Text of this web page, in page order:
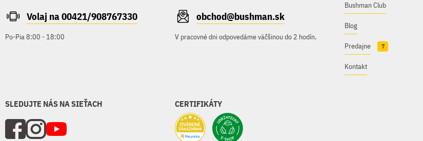
Volaj na 00421/908767330
Po-Pia 8:00 - 18:00
obchod@bushman.sk
V pracovné dni odpovedáme väčšinou do 2 hodín.
SLEDUJTE NÁS NA SIEŤACH CERTIFIKÁTY
Bushman Club
Blog
Predajne 7
Kontakt